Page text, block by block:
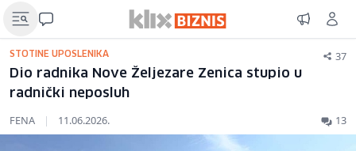
STOTINE UPOSLENIKA 37
Dio radnika Nove Željezare Zenica stupio u
radnički neposluh
FENA | 11.06.2026. 13